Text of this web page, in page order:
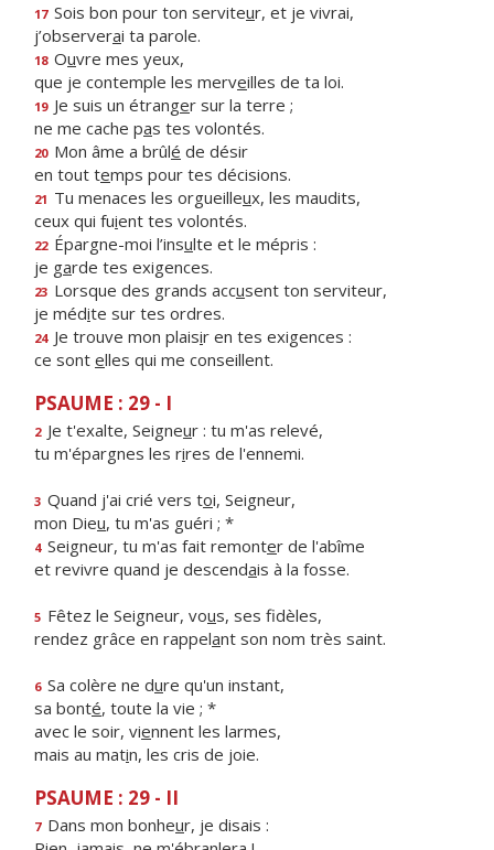
17 Sois bon pour ton serviteur, et je vivrai,
j’observerai ta parole.
18 Ouvre mes yeux,
que je contemple les merveilles de ta loi.
19 Je suis un étranger sur la terre ;
ne me cache pas tes volontés.
20 Mon âme a brûlé de désir
en tout temps pour tes décisions.
21 Tu menaces les orgueilleux, les maudits,
ceux qui fuient tes volontés.
22 Épargne-moi l’insulte et le mépris :
je garde tes exigences.
23 Lorsque des grands accusent ton serviteur,
je médite sur tes ordres.
24 Je trouve mon plaisir en tes exigences :
ce sont elles qui me conseillent.
PSAUME : 29 - I
2 Je t'exalte, Seigneur : tu m'as relevé,
tu m'épargnes les rires de l'ennemi.
3 Quand j'ai crié vers toi, Seigneur,
mon Dieu, tu m'as guéri ; *
4 Seigneur, tu m'as fait remonter de l'abîme
et revivre quand je descendais à la fosse.
5 Fêtez le Seigneur, vous, ses fidèles,
rendez grâce en rappelant son nom très saint.
6 Sa colère ne dure qu'un instant,
sa bonté, toute la vie ; *
avec le soir, viennent les larmes,
mais au matin, les cris de joie.
PSAUME : 29 - II
7 Dans mon bonheur, je disais :